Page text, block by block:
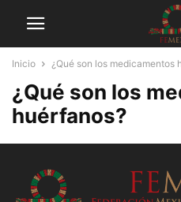
Inicio ¿Qué son los medicamentos
¿Qué son los
huérfanos?